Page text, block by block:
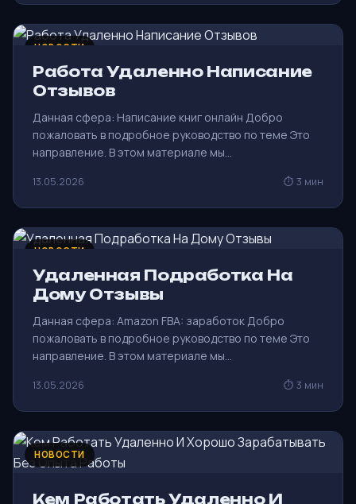
НОВОСТИ
Работа Удаленно Написание
Отзывов
Данная сфера: Написание книг онлайн Добро
пожаловать в подробное руководство по теме Это
направление. В этом материале мы…
13.05.2026 ⏱ 3 мин
НОВОСТИ
Удаленная Подработка На
Дому Отзывы
Данная сфера: Amazon FBA: заработок Добро
пожаловать в подробное руководство по теме Это
направление. В этом материале мы…
13.05.2026 ⏱ 3 мин
НОВОСТИ
Кем Работать Удаленно И